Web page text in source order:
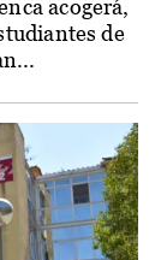
acogerá,
de